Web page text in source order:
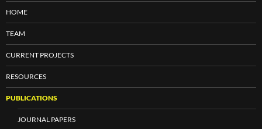
HOME
TEAM
CURRENT PROJECTS
RESOURCES
PUBLICATIONS
JOURNAL PAPERS